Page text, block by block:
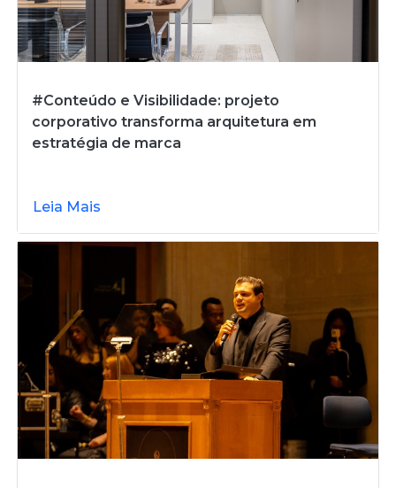
#Conteúdo e Visibilidade: projeto
corporativo transforma arquitetura em
estratégia de marca
Leia Mais